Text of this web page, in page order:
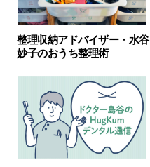
整理収納アドバイザー・水谷
妙子のおうち整理術